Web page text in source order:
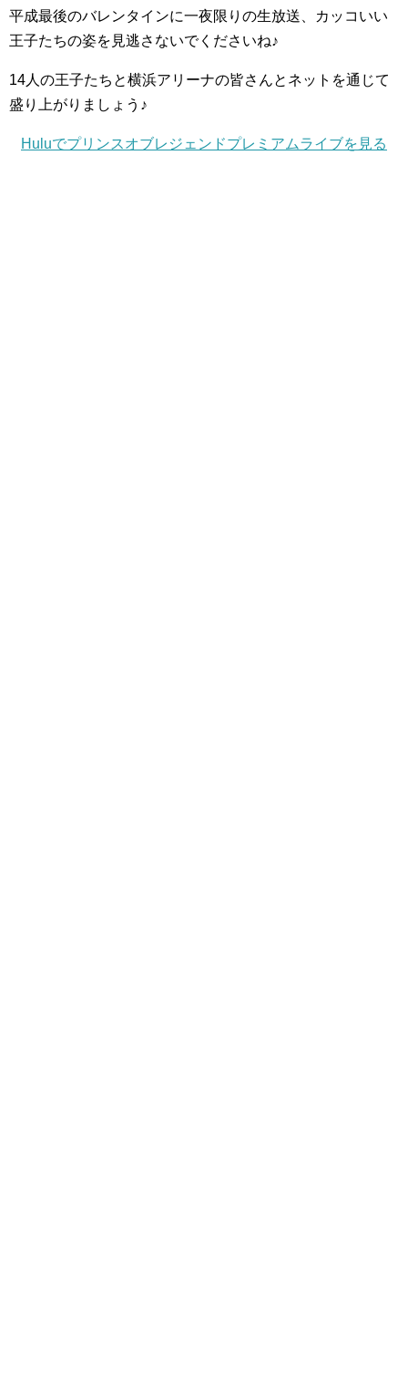
平成最後のバレンタインに一夜限りの生放送、カッコいい
王子たちの姿を見逃さないでくださいね♪
14人の王子たちと横浜アリーナの皆さんとネットを通じて
盛り上がりましょう♪
Huluでプリンスオブレジェンドプレミアムライブを見る